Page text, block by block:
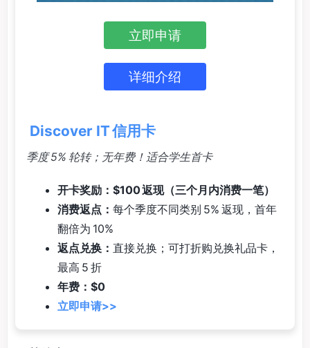
立即申请
详细介绍
Discover IT 信用卡
季度 5% 轮转；无年费！适合学生首卡
开卡奖励：$100 返现（三个月内消费一笔）
消费返点： 每个季度不同类别 5% 返现，首年
翻倍为 10%
返点兑换： 直接兑换；可打折购兑换礼品卡，
最高 5 折
年费：$0
立即申请>>